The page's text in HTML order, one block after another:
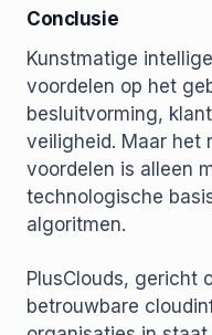
Conclusie
Kunstmatige
voordelen op het
besluitvorming,
veiligheid. Maar het
voordelen is alleen
technologische
algoritmen.
PlusClouds, gericht
betrouwbare